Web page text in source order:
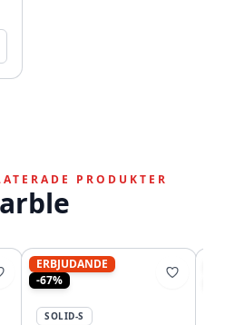
PRODUKTER
ERBJUDANDE
-67%
SOLID-S